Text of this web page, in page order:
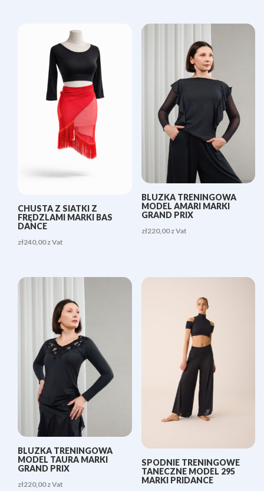
CHUSTA Z SIATKI Z
FRĘDZLAMI MARKI BAS
DANCE
zł240,00 z Vat
BLUZKA TRENINGOWA
MODEL AMARI MARKI
GRAND PRIX
zł220,00 z Vat
BLUZKA TRENINGOWA
MODEL TAURA MARKI
GRAND PRIX
zł220,00 z Vat
SPODNIE TRENINGOWE
TANECZNE MODEL 295
MARKI PRIDANCE